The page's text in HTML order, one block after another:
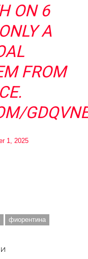
ON 6
A
FROM
1, 2025
фиорентина